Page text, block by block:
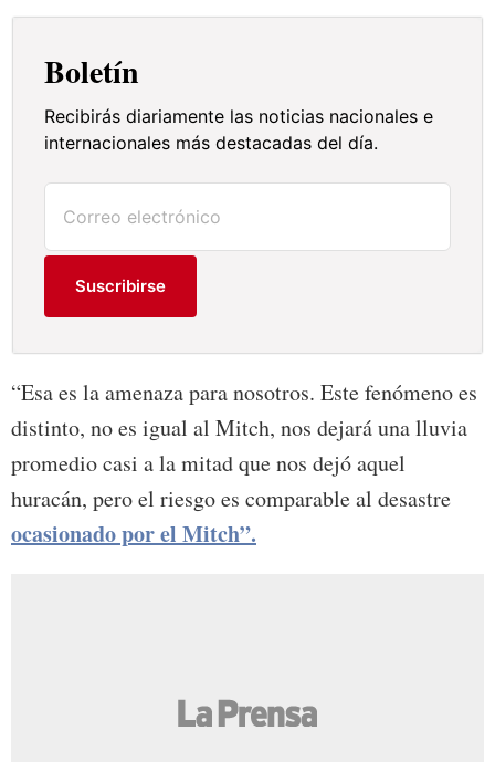
Boletín
Recibirás diariamente las noticias nacionales e
internacionales más destacadas del día.
Suscribirse
“Esa es la amenaza para nosotros. Este fenómeno es
distinto, no es igual al Mitch, nos dejará una lluvia
promedio casi a la mitad que nos dejó aquel
huracán, pero el riesgo es comparable al desastre
ocasionado por el Mitch”.